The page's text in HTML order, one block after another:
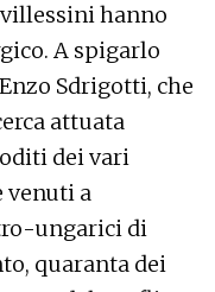
hanno
A spigarlo
Sdrigotti, che
attuata
dei vari
venuti a
ungarici di
quaranta dei